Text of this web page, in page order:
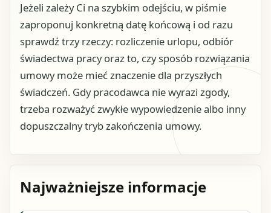
Jeżeli zależy Ci na szybkim odejściu, w piśmie
zaproponuj konkretną datę końcową i od razu
sprawdź trzy rzeczy: rozliczenie urlopu, odbiór
świadectwa pracy oraz to, czy sposób rozwiązania
umowy może mieć znaczenie dla przyszłych
świadczeń. Gdy pracodawca nie wyrazi zgody,
trzeba rozważyć zwykłe wypowiedzenie albo inny
dopuszczalny tryb zakończenia umowy.
Najważniejsze informacje